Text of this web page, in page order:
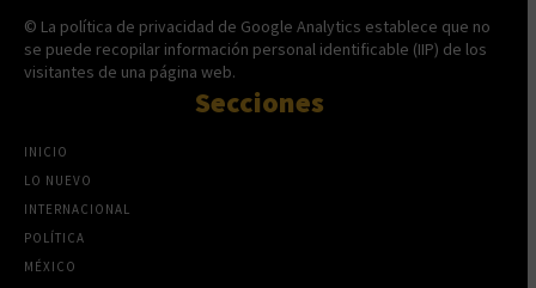
© La política de privacidad de Google Analytics establece que no
se puede recopilar información personal identificable (IIP) de los
visitantes de una página web.
Secciones
INICIO
LO NUEVO
INTERNACIONAL
POLÍTICA
MÉXICO